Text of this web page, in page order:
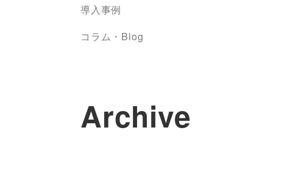
導入事例
コラム・Blog
Archive